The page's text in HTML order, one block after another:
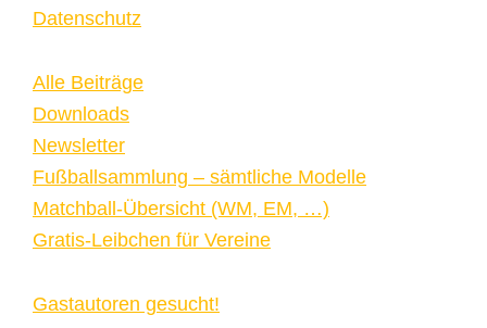
Datenschutz
Alle Beiträge
Downloads
Newsletter
Fußballsammlung – sämtliche Modelle
Matchball-Übersicht (WM, EM, …)
Gratis-Leibchen für Vereine
Gastautoren gesucht!